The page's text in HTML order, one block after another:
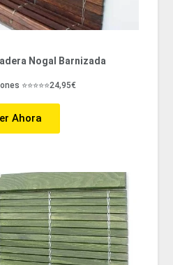
Nogal Barnizada
⭐⭐⭐⭐⭐24,95€
Ahora